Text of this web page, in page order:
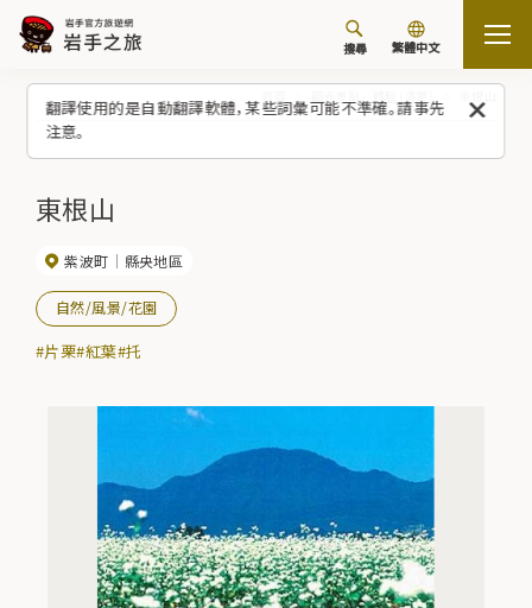
翻譯使用的是自動翻譯軟體，某些詞彙可能不準確。請事先
注意。
搜尋 繁體中文
東根山
紫波町 縣央地區
自然/風景/花園
#片栗#紅葉#托